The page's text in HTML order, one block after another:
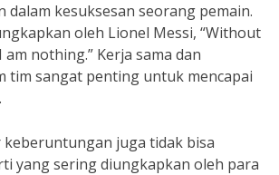
dalam kesuksesan seorang pemain.
oleh Lionel Messi, “Without
am nothing.” Kerja sama dan
tim sangat penting untuk mencapai
juga tidak bisa
yang sering diungkapkan oleh para